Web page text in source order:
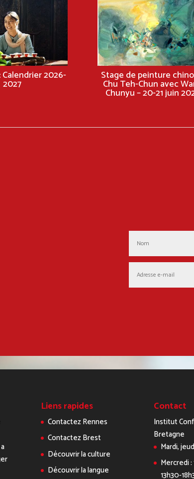
2026-
2027
Stage de peinture
Chu Teh-Chun avec
Chunyu – 20-21 juin
Liens rapides
Contactez Rennes
Contactez Brest
Découvrir la culture
Découvrir la langue
Contact
Institut
Bretagne
Mardi,
Mercredi :
13h30-